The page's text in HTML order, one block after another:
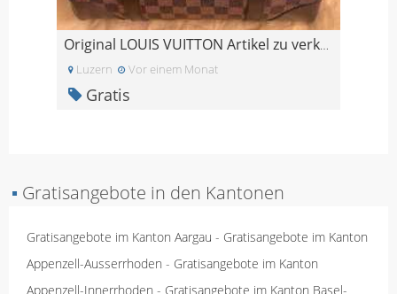
Original LOUIS VUITTON Artikel zu verkaufen!
Luzern Vor einem Monat
Gratis
▪ Gratisangebote in den Kantonen
Gratisangebote im Kanton Aargau - Gratisangebote im Kanton
Appenzell-Ausserrhoden - Gratisangebote im Kanton
Appenzell-Innerrhoden - Gratisangebote im Kanton Basel-